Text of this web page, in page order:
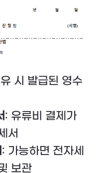
시 발급된 영수
: 유류비 결제가
서
: 가능하면 전자세
보관